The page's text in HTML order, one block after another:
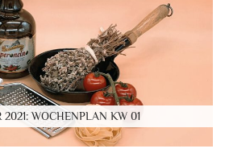
2021: WOCHENPLAN KW 01